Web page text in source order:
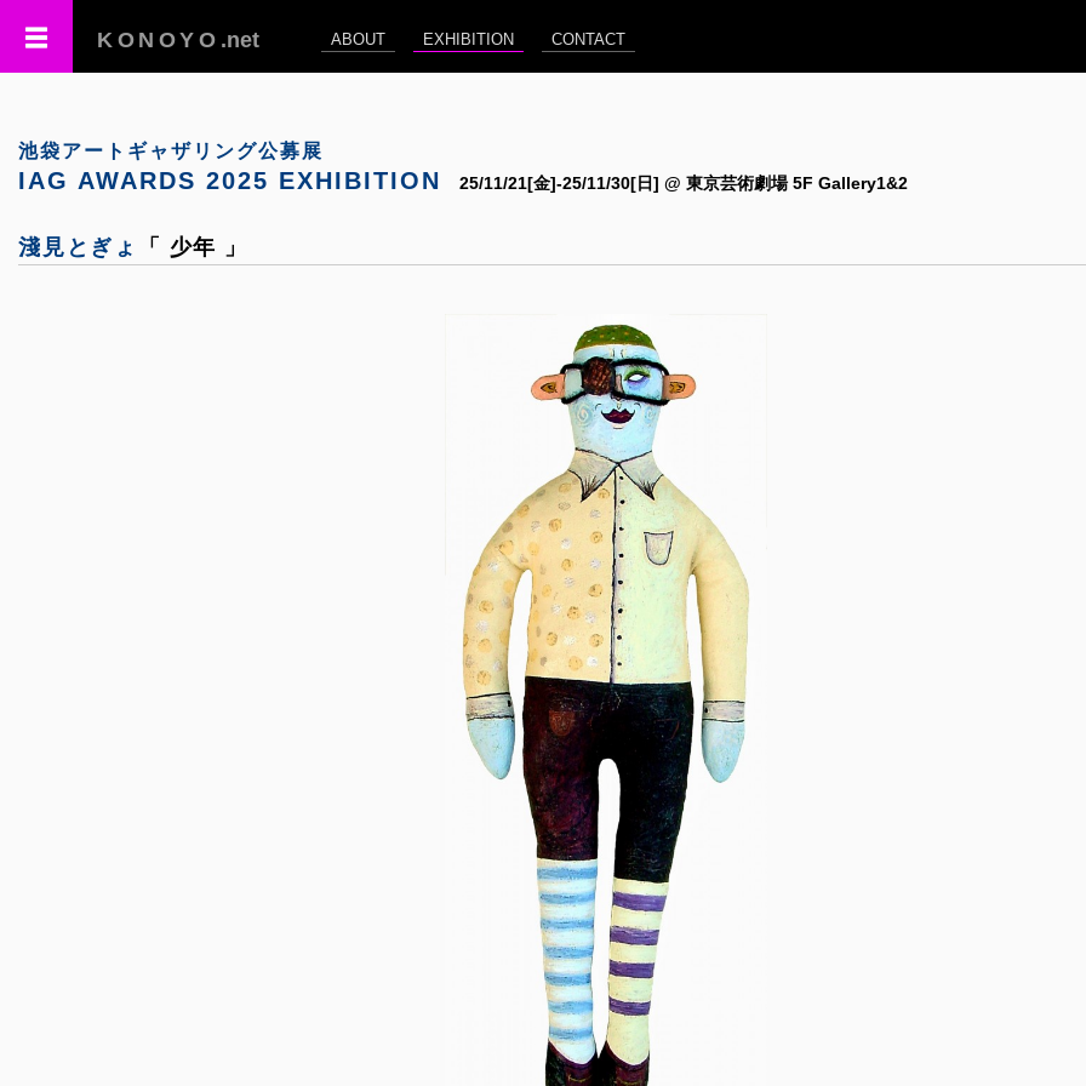
KONOYO .net ABOUT EXHIBITION CONTACT
池袋アートギャザリング公募展
IAG AWARDS 2025 EXHIBITION 25/11/21[金]-25/11/30[日] @ 東京芸術劇場 5F Gallery1&2
淺見とぎょ 「 少年 」